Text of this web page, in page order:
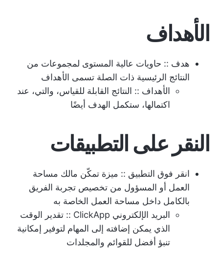
الأهداف
هدف :: حاويات عالية المستوى لمجموعات من
النتائج الرئيسية ذات الصلة تسمى الأهداف
الأهداف :: النتائج القابلة للقياس، والتي، عند
اكتمالها، ستكمل الهدف أيضًا
النقر على التطبيقات
انقر فوق التطبيق :: ميزة تمكّن مالك مساحة
العمل أو المسؤول من تخصيص تجربة الفريق
بالكامل داخل مساحة العمل الخاصة به
البريد الإلكتروني ClickApp
:: تقدير الوقت
الذي يمكن إضافته إلى المهام لتوفير إمكانية
تنبؤ أفضل للقوائم والمجلدات